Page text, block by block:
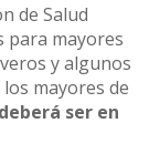
de Salud
para mayores
y algunos
mayores de
ser en